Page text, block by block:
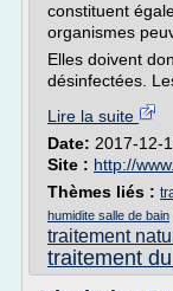
constituent
organismes
Elles doivent
désinfectées.
Lire la suite
Date: 2017-12-
Site : http://
Thèmes liés :
humidite salle de bain
traitement
traitement